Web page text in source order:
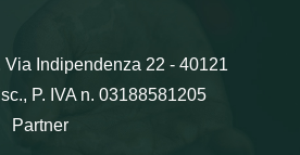
Via Indipendenza 22 - 40121
P. IVA n. 03188581205
Partner